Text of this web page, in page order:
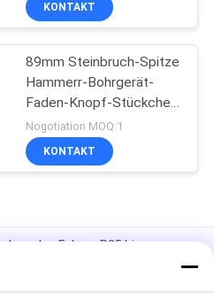
KONTAKT
89mm Steinbruch-Spitze
Hammerr-Bohrgerät-
Faden-Knopf-Stückchen
Bergbau-T45
Nogotiation MOQ:1
KONTAKT
des Felsen-R25 biss
12° Durchmesser 40mm für